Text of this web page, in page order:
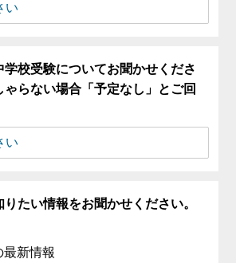
学校受験についてお聞かせくださ
ゃらない場合「予定なし」とご回
りたい情報をお聞かせください。
最新情報